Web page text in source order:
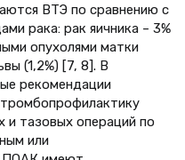
ВТЭ по сравнению с
рака: рак яичника – 3%
опухолями матки
(1,2%) [7, 8]. В
рекомендации
и тазовых операций по
или